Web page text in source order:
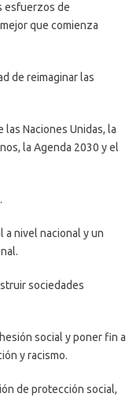
esfuerzos de
que comienza
de reimaginar las
Naciones Unidas, la
la Agenda 2030 y el
nivel nacional y un
sociedades
social y poner fin a
y racismo.
de protección social,